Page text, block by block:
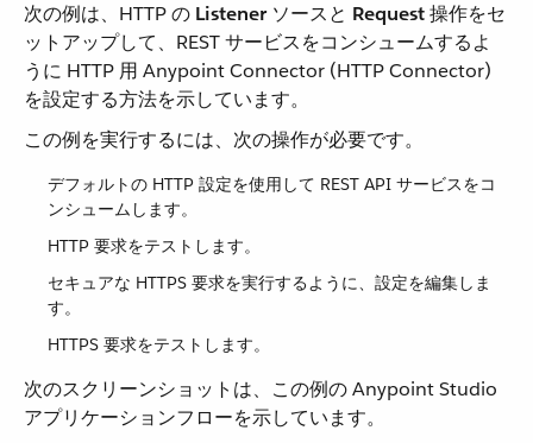
次の例は、HTTP の ​ Listener​ ソースと ​ Request​ 操作をセ
ットアップして、REST サービスをコンシュームするよ
うに HTTP 用 Anypoint Connector (HTTP Connector)
を設定する方法を示しています。
この例を実行するには、次の操作が必要です。
デフォルトの HTTP 設定を使用して REST API サービスをコ
ンシュームします。
HTTP 要求をテストします。
セキュアな HTTPS 要求を実行するように、設定を編集しま
す。
HTTPS 要求をテストします。
次のスクリーンショットは、この例の Anypoint Studio
アプリケーションフローを示しています。